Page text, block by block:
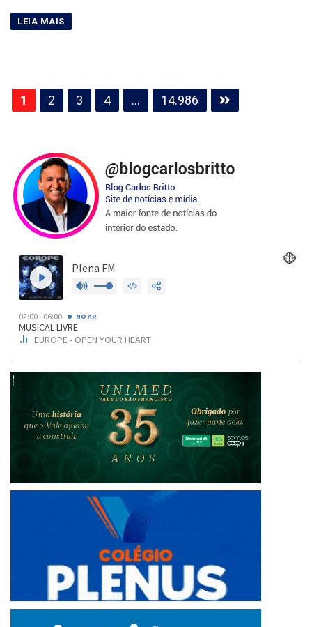
Paginação
de
1 2 3 4 … 14.986